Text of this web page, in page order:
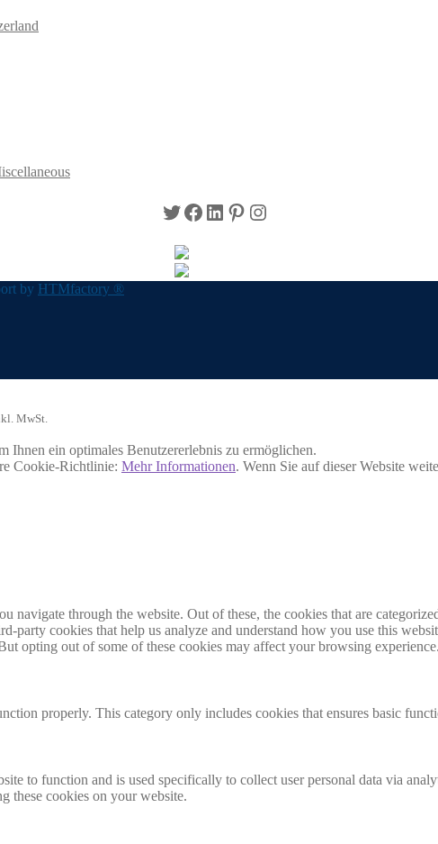
Twitter
Facebook
LinkedIn
Pinterest
Instagram
by HTMfactory ®
MwSt.
Ihnen ein optimales Benutzererlebnis zu ermöglichen.
Cookie-Richtlinie: Mehr Informationen. Wenn Sie auf dieser Website
through the website. Out of these, the cookies that are
party cookies that help us analyze and understand how you use this
opting out of some of these cookies may affect your browsing experience.
properly. This category only includes cookies that ensures basic
to function and is used specifically to collect user personal data via
these cookies on your website.